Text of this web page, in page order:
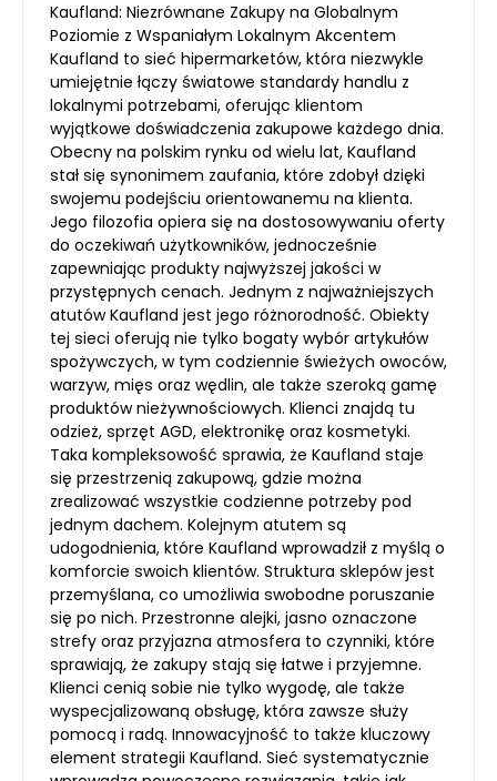
Kaufland: Niezrównane Zakupy na Globalnym
Poziomie z Wspaniałym Lokalnym Akcentem
Kaufland to sieć hipermarketów, która niezwykle
umiejętnie łączy światowe standardy handlu z
lokalnymi potrzebami, oferując klientom
wyjątkowe doświadczenia zakupowe każdego dnia.
Obecny na polskim rynku od wielu lat, Kaufland
stał się synonimem zaufania, które zdobył dzięki
swojemu podejściu orientowanemu na klienta.
Jego filozofia opiera się na dostosowywaniu oferty
do oczekiwań użytkowników, jednocześnie
zapewniając produkty najwyższej jakości w
przystępnych cenach. Jednym z najważniejszych
atutów Kaufland jest jego różnorodność. Obiekty
tej sieci oferują nie tylko bogaty wybór artykułów
spożywczych, w tym codziennie świeżych owoców,
warzyw, mięs oraz wędlin, ale także szeroką gamę
produktów nieżywnościowych. Klienci znajdą tu
odzież, sprzęt AGD, elektronikę oraz kosmetyki.
Taka kompleksowość sprawia, że Kaufland staje
się przestrzenią zakupową, gdzie można
zrealizować wszystkie codzienne potrzeby pod
jednym dachem. Kolejnym atutem są
udogodnienia, które Kaufland wprowadził z myślą o
komforcie swoich klientów. Struktura sklepów jest
przemyślana, co umożliwia swobodne poruszanie
się po nich. Przestronne alejki, jasno oznaczone
strefy oraz przyjazna atmosfera to czynniki, które
sprawiają, że zakupy stają się łatwe i przyjemne.
Klienci cenią sobie nie tylko wygodę, ale także
wyspecjalizowaną obsługę, która zawsze służy
pomocą i radą. Innowacyjność to także kluczowy
element strategii Kaufland. Sieć systematycznie